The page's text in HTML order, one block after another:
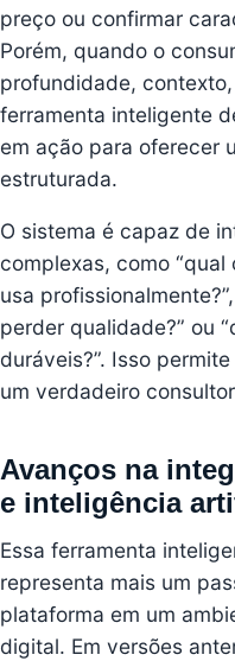
preço ou confirmar
Porém, quando o
profundidade,
ferramenta inteligente
em ação para oferecer
estruturada.
O sistema é capaz de
complexas, como
usa
perder qualidade?” ou
duráveis?”. Isso
um verdadeiro
Avanços na
e inteligência
Essa ferramenta
representa mais um
plataforma em um
digital. Em versões